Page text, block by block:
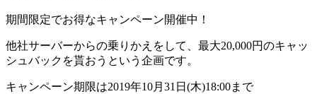
時
期間限定でお得なキャンペーン開催中！
他社サーバーからの乗りかえをして、最大20,000円のキャッ
シュバックを貰おうという企画です。
キャンペーン期限は2019年10月31日(木)18:00まで